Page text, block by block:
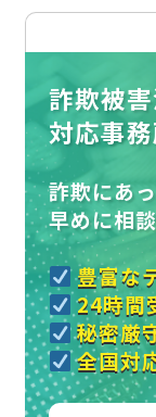
詐欺被
対応事
詐欺にあ
早めに相
豊富な
24時間
秘密厳
全国対